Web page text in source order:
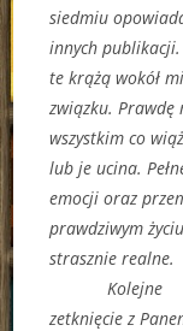
siedmiu
innych
te krążą wokół
związku. Prawdę
wszystkim co
lub je ucina.
emocji oraz
prawdziwym
strasznie realne.
Kolejne
zetknięcie z